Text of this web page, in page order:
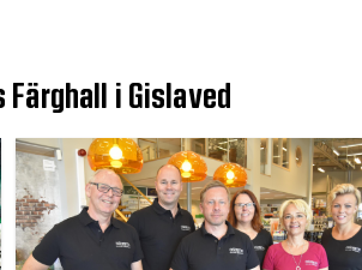
Färghall i Gislaved